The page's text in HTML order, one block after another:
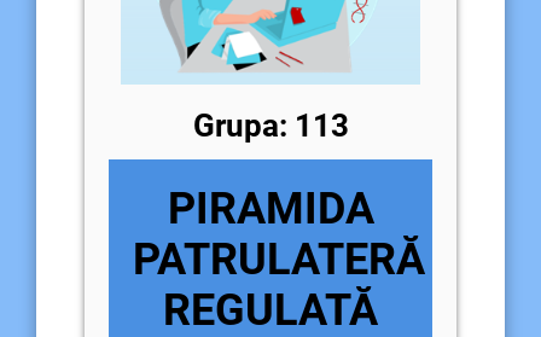
Grupa: 113
PIRAMIDA
PATRULATERĂ
REGULATĂ